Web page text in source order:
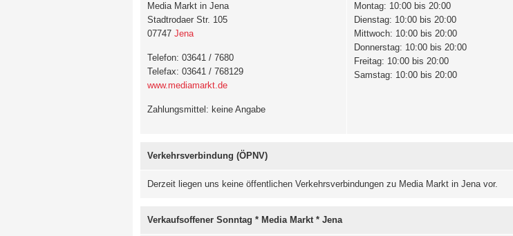
Media Markt in Jena
Stadtrodaer Str. 105
07747 Jena
Telefon: 03641 / 7680
Telefax: 03641 / 768129
www.mediamarkt.de
Zahlungsmittel: keine Angabe
Montag: 10:00 bis 20:00
Dienstag: 10:00 bis 20:00
Mittwoch: 10:00 bis 20:00
Donnerstag: 10:00 bis 20:00
Freitag: 10:00 bis 20:00
Samstag: 10:00 bis 20:00
Verkehrsverbindung (ÖPNV)
Derzeit liegen uns keine öffentlichen Verkehrsverbindungen zu Media Markt in Jena vor.
Verkaufsoffener Sonntag * Media Markt * Jena